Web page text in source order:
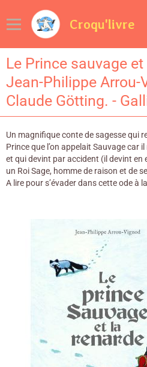
Croqu'livre
Le Prince sauvage
Jean-Philippe Arrou-
Claude Götting. -
Un magnifique conte de sagesse qui
Prince que l’on appelait Sauvage car
et qui devint par accident (il devint
un Roi Sage, homme de raison et de
A lire pour s’évader dans cette ode à